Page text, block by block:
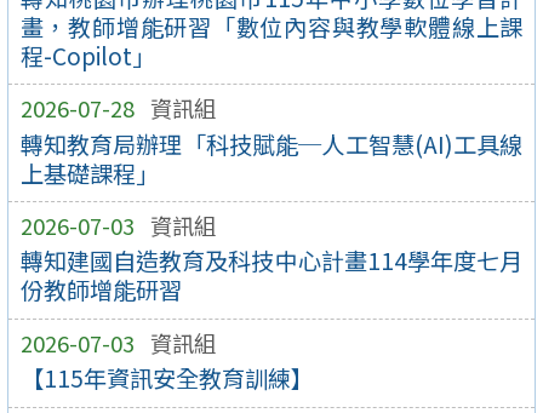
畫，教師增能研習「數位內容與教學軟體線上課
程-Copilot」
2026-07-28 資訊組
轉知教育局辦理「科技賦能─人工智慧(AI)工具線
上基礎課程」
2026-07-03 資訊組
轉知建國自造教育及科技中心計畫114學年度七月
份教師增能研習
2026-07-03 資訊組
【115年資訊安全教育訓練】